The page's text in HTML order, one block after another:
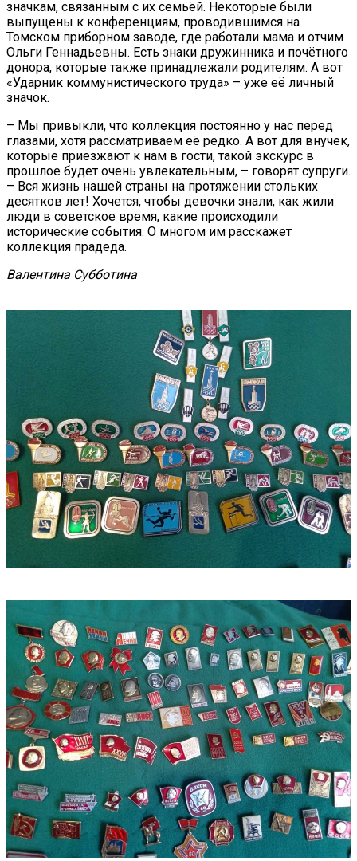
значкам, связанным с их семьёй. Некоторые были
выпущены к конференциям, проводившимся на
Томском приборном заводе, где работали мама и отчим
Ольги Геннадьевны. Есть знаки дружинника и почётного
донора, которые также принадлежали родителям. А вот
«Ударник коммунистического труда» – уже её личный
значок.
– Мы привыкли, что коллекция постоянно у нас перед
глазами, хотя рассматриваем её редко. А вот для внучек,
которые приезжают к нам в гости, такой экскурс в
прошлое будет очень увлекательным, – говорят супруги.
– Вся жизнь нашей страны на протяжении стольких
десятков лет! Хочется, чтобы девочки знали, как жили
люди в советское время, какие происходили
исторические события. О многом им расскажет
коллекция прадеда.
Валентина Субботина